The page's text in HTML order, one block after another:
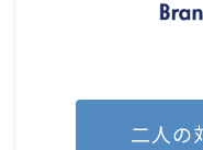
二人の